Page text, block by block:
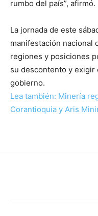
rumbo del país”, afirmó.
La jornada de este
manifestación nacional
regiones y posiciones
su descontento y exigir
gobierno.
Lea también: Minería
Corantioquia y Aris